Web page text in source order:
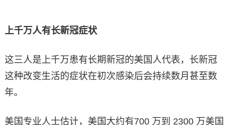
上千万人有长新冠症状
这三人是上千万患有长期新冠的美国人代表，长新冠
这种改变生活的症状在初次感染后会持续数月甚至数
年。
美国专业人士估计，美国大约有700 万到 2300 万美国